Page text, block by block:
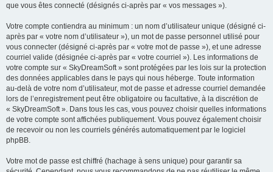
que vous êtes connecté (désignés ci-après par « vos messages »).
Votre compte contiendra au minimum : un nom d’utilisateur unique (désigné ci-
après par « votre nom d’utilisateur »), un mot de passe personnel utilisé pour
vous connecter (désigné ci-après par « votre mot de passe »), et une adresse
courriel valide (désignée ci-après par « votre courriel »). Les informations de
votre compte sur « SkyDreamSoft » sont protégées par les lois sur la protection
des données applicables dans le pays qui nous héberge. Toute information
au-delà de votre nom d’utilisateur, mot de passe et adresse courriel demandée
lors de l’enregistrement peut être obligatoire ou facultative, à la discrétion de
« SkyDreamSoft ». Dans tous les cas, vous pouvez choisir quelles informations
de votre compte sont affichées publiquement. Vous pouvez également choisir
de recevoir ou non les courriels générés automatiquement par le logiciel
phpBB.
Votre mot de passe est chiffré (hachage à sens unique) pour garantir sa